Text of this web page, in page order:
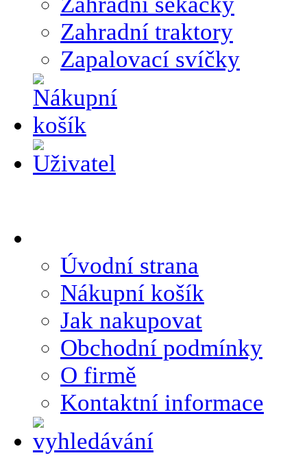
Zahradní traktory
Zapalovací svíčky
Úvodní strana
Nákupní košík
Jak nakupovat
Obchodní podmínky
O firmě
Kontaktní informace